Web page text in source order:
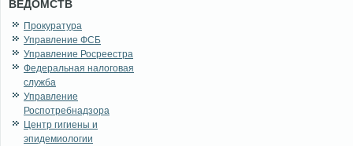
ВЕДОМСТВ
Прокуратура
Управление ФСБ
Управление Росреестра
Федеральная налоговая
служба
Управление
Роспотребнадзора
Центр гигиены и
эпидемиологии